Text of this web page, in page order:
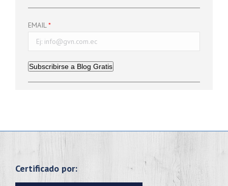
EMAIL
Subscribirse a Blog Gratis
Certificado por: